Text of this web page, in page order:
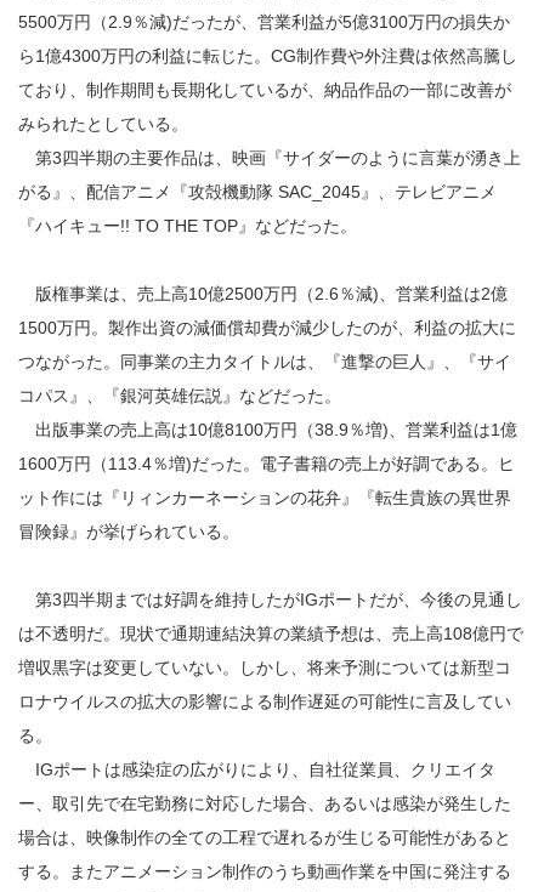
5500万円（2.9％減)だったが、営業利益が5億3100万円の損失か
ら1億4300万円の利益に転じた。CG制作費や外注費は依然高騰し
ており、制作期間も長期化しているが、納品作品の一部に改善が
みられたとしている。
第3四半期の主要作品は、映画『サイダーのように言葉が湧き上
がる』、配信アニメ『攻殻機動隊 SAC_2045』、テレビアニメ
『ハイキュー!! TO THE TOP』などだった。
版権事業は、売上高10億2500万円（2.6％減)、営業利益は2億
1500万円。製作出資の減価償却費が減少したのが、利益の拡大に
つながった。同事業の主力タイトルは、『進撃の巨人』、『サイ
コパス』、『銀河英雄伝説』などだった。
出版事業の売上高は10億8100万円（38.9％増)、営業利益は1億
1600万円（113.4％増)だった。電子書籍の売上が好調である。ヒ
ット作には『リィンカーネーションの花弁』『転生貴族の異世界
冒険録』が挙げられている。
第3四半期までは好調を維持したがIGポートだが、今後の見通し
は不透明だ。現状で通期連結決算の業績予想は、売上高108億円で
増収黒字は変更していない。しかし、将来予測については新型コ
ロナウイルスの拡大の影響による制作遅延の可能性に言及してい
る。
IGポートは感染症の広がりにより、自社従業員、クリエイタ
ー、取引先で在宅勤務に対応した場合、あるいは感染が発生した
場合は、映像制作の全ての工程で遅れるが生じる可能性があると
する。またアニメーション制作のうち動画作業を中国に発注する